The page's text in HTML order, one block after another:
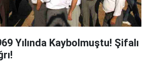
Yılında Kaybolmuştu! Şifalı